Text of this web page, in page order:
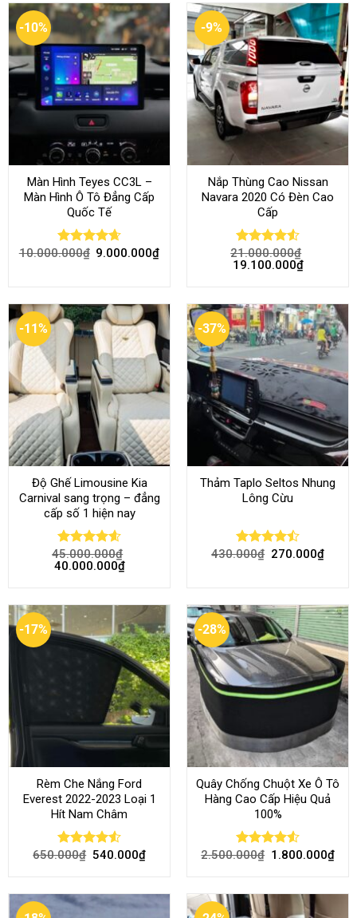
Màn Hình Teyes CC3L –
Màn Hình Ô Tô Đẳng Cấp
Quốc Tế
Rated4.68
out of 5
10.000.000₫ 9.000.000 ₫
Nắp Thùng Cao Nissan
Navara 2020 Có Đèn Cao
Cấp
Rated4.52
out of 5
21.000.000₫
19.100.000
₫
-11%
Độ Ghế Limousine Kia
Carnival sang trọng – đẳng
cấp số 1 hiện nay
Rated4.58
out of 5
45.000.000₫
40.000.000₫
Thảm Taplo Seltos Nhung
Lông Cừu
Rated
4.46 out
of 5
430.000₫ 270.000₫
-17%
Rèm Che Nắng Ford
Everest 2022-2023 Loại 1
Hít Nam Châm
650.000 540.000₫
-28%
Quây Chống Chuột Xe Ô Tô
Hàng Cao Cấp Hiệu Quả
100%
Rated4.51
out of 5
2.500.000₫ 1.800.000₫
-18%
Nước Hoa Ô Tô Duke Cao
Cấp Hương Cà Phê
-24%
Đệm Nằm Ô Tô Màu Đen
Chỉ Đen Hàng Cao Cấp